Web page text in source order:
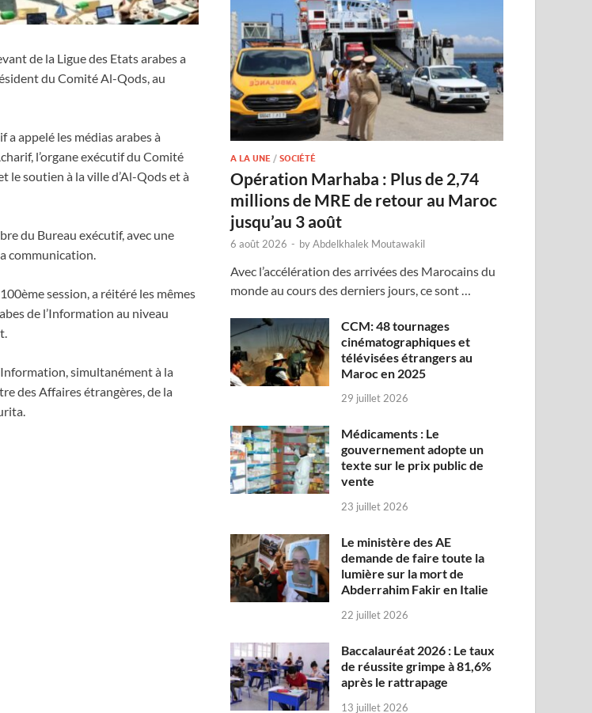
de la Ligue des Etats arabes a
du Comité Al-Qods, au
a appelé les médias arabes à
l’organe exécutif du Comité
le soutien à la ville d’Al-Qods et à
du Bureau exécutif, avec une
communication.
session, a réitéré les mêmes
de l’Information au niveau
simultanément à la
des Affaires étrangères, de la
A LA UNE /SOCIÉTÉ
Opération Marhaba : Plus de 2,74
millions de MRE de retour au Maroc
jusqu’au 3 août
6 août 2026 - byAbdelkhalek Moutawakil
Avec l’accélération des arrivées des Marocains du
monde au cours des derniers jours, ce sont …
CCM: 48 tournages
cinématographiques et
télévisées étrangers au
Maroc en 2025
29 juillet 2026
Médicaments : Le
gouvernement adopte un
texte sur le prix public de
vente
23 juillet 2026
Le ministère des AE
demande de faire toute la
lumière sur la mort de
Abderrahim Fakir en Italie
22 juillet 2026
Baccalauréat 2026 : Le taux
de réussite grimpe à 81,6%
après le rattrapage
13 juillet 2026